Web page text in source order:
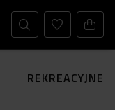
REKREACYJNE